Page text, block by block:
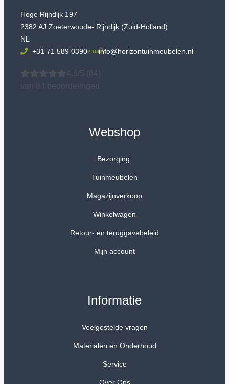
Hoge Rijndijk 197
2382 AJ Zoeterwoude- Rijndijk (Zuid-Holland)
NL
+31 71 589 0390
info@horizontuinmeubelen.nl
4.8/5
(84)
van 84 beoordelingen
Webshop
Bezorging
Tuinmeubelen
Magazijnverkoop
Winkelwagen
Retour- en teruggavebeleid
Mijn account
Informatie
Veelgestelde vragen
Materialen en Onderhoud
Service